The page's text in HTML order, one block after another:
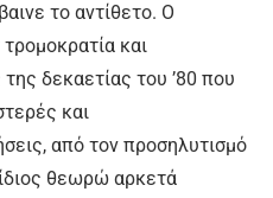
το αντίθετο. Ο
και
δεκαετίας του ’80 που
και
από τον προσηλυτισμό
θεωρώ αρκετά